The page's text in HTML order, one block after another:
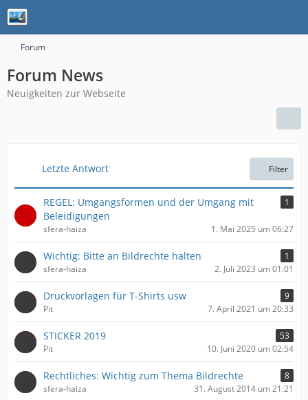
Forum
Forum News
Neuigkeiten zur Webseite
Letzte Antwort Filter
REGEL: Umgangsformen und der Umgang mit
Beleidigungen
1
sfera-haiza 1. Mai 2025 um 06:27
Wichtig: Bitte an Bildrechte halten
1
sfera-haiza
2. Juli 2023 um 01:01
Druckvorlagen für T-Shirts usw
9
Pit
7. April 2021 um 20:33
STICKER 2019
53
Pit
10. Juni 2020 um 02:54
Rechtliches: Wichtig zum Thema Bildrechte
8
sfera-haiza
31. August 2014 um 21:21